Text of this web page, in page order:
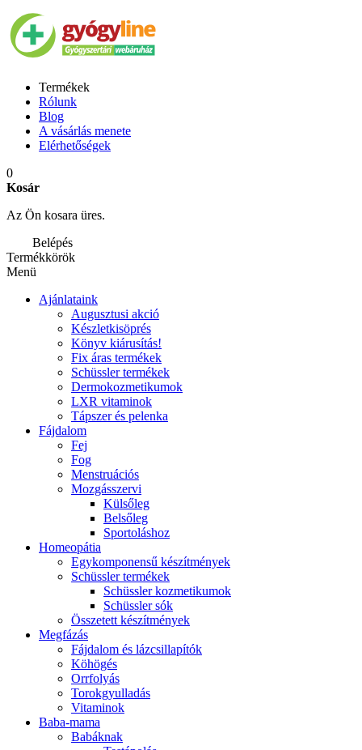
Termékek
Rólunk
Blog
A vásárlás menete
Elérhetőségek
0
Kosár
Az Ön kosara üres.
Belépés
Termékkörök
Menü
Ajánlataink
Augusztusi akció
Készletkisöprés
Könyv kiárusítás!
Fix áras termékek
Schüssler termékek
Dermokozmetikumok
LXR vitaminok
Tápszer és pelenka
Fájdalom
Fej
Fog
Menstruációs
Mozgásszervi
Külsőleg
Belsőleg
Sportoláshoz
Homeopátia
Egykomponensű készítmények
Schüssler termékek
Schüssler kozmetikumok
Schüssler sók
Összetett készítmények
Megfázás
Fájdalom és lázcsillapítók
Köhögés
Orrfolyás
Torokgyulladás
Vitaminok
Baba-mama
Babáknak